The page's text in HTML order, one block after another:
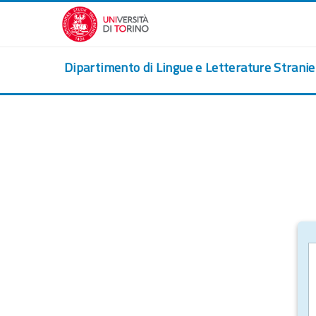
Salta al contenido principal
Dipartimento di Lingue e Letterature